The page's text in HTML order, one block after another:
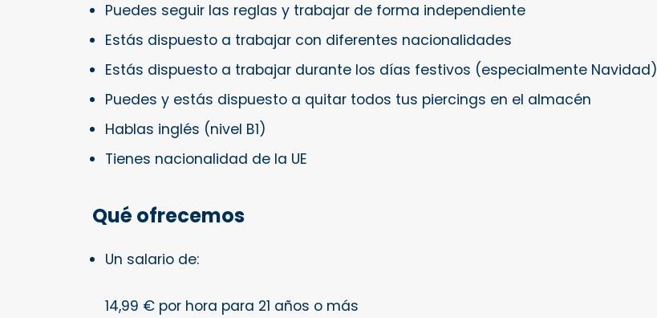
Puedes seguir las reglas y trabajar de forma independiente
Estás dispuesto a trabajar con diferentes nacionalidades
Estás dispuesto a trabajar durante los días festivos (especialmente Navidad)
Puedes y estás dispuesto a quitar todos tus piercings en el almacén
Hablas inglés (nivel B1)
Tienes nacionalidad de la UE
Qué ofrecemos
Un salario de:
14,99 € por hora para 21 años o más